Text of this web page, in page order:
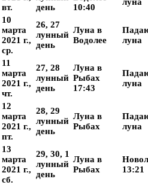
вт.
день
10:40
10
марта
2021 г.,
ср.
26, 27
лунный
день
Луна в
Водолее
луна
11
марта
2021 г.,
чт.
27, 28
лунный
день
Луна в
Рыбах
17:43
луна
12
марта
2021 г.,
пт.
28, 29
лунный
день
Луна в
Рыбах
луна
13
марта
2021 г.,
сб.
29, 30, 1
лунный
день
Луна в
Рыбах
13:21